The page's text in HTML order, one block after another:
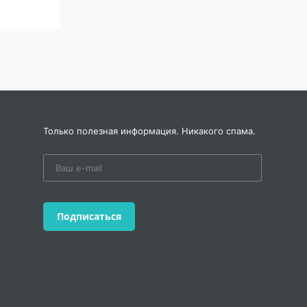
Только полезная информация. Никакого спама.
Подписаться